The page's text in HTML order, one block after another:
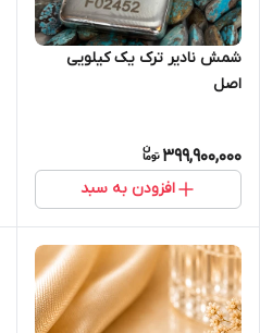
شمش نادیر ترک یک کیلویی
اصل
399,900,000
افزودن به سبد